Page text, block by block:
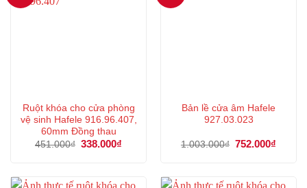
Ruột khóa cho cửa phòng
vệ sinh Hafele 916.96.407,
60mm Đồng thau
451.000₫ Giá
338.000₫
338.000₫.
Bản lề cửa âm Hafele
927.03.023
1.003.000₫ Giá
752.000₫